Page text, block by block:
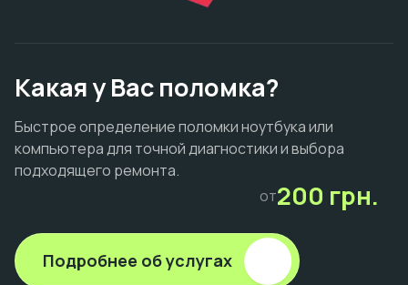
Какая у Вас поломка?
Быстрое определение поломки ноутбука или
компьютера для точной диагностики и выбора
подходящего ремонта.
от200 грн.
Подробнее об услугах